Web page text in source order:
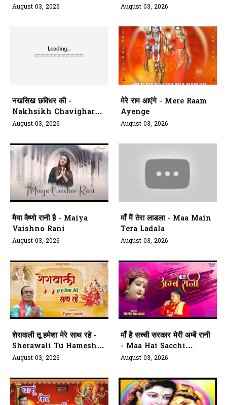
Bhakti Mili Hai
August 03, 2026
Saari Duniya
August 03, 2026
नखसिख छविधर की -
Nakhsikh Chavighar
Aarti Kariye Siyavar Ki
August 03, 2026
मेरे राम आएंगे - Mere Raam
Ayenge
August 03, 2026
मैया वैष्णो रानी है - Maiya
Vaishno Rani
August 03, 2026
माँ मैं तेरा लाडला - Maa Main
Tera Ladala
August 03, 2026
शेरावाली तू हमेशा मेरे साथ रहे -
Sherawali Tu Hamesha
Mere Saath
August 03, 2026
माँ है सच्ची सरकार मेरी अम्बें रानी
- Maa Hai Sacchi
Sarkar Meri Ambe Rani
August 03, 2026